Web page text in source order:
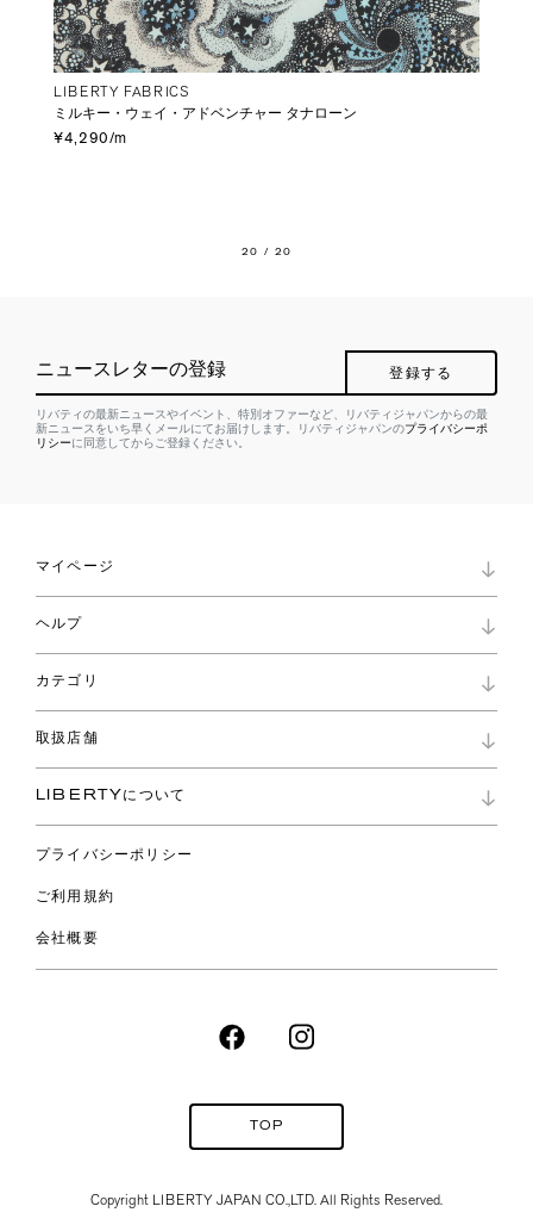
LIBERTY FABRICS
ミルキー・ウェイ・アドベンチャー タナローン
¥4,290/m
20 / 20
ニュースレターの登録 登録する
リバティの最新ニュースやイベント、特別オファーなど、リバティジャパンからの最
新ニュースをいち早くメールにてお届けします。リバティジャパンのプライバシーポ
リシーに同意してからご登録ください。
マイページ
ロイヤリティプログラム
パスワード再設定
ショッピングバッグ
ヘルプ
お問い合わせ
よくあるご質問
ご利用ガイド
カテゴリ
コレクション
ファブリックス
バッグ
ウェア
ライフスタイル
スペシャル
取扱店舗
リバティ・ファブリックス
LIBERTYについて
プライバシーポリシー
ご利用規約
会社概要
Copyright LIBERTY JAPAN CO.,LTD. All Rights Reserved.
TOP